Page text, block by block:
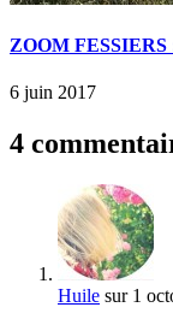
ZOOM FESSIERS
6 juin 2017
4
Huile sur 1